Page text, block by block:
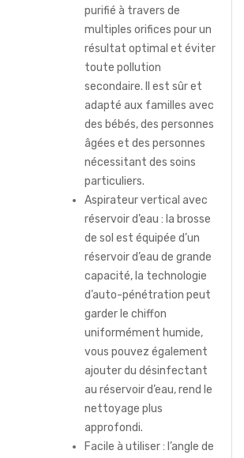
purifié à travers de
multiples orifices pour un
résultat optimal et éviter
toute pollution
secondaire. Il est sûr et
adapté aux familles avec
des bébés, des personnes
âgées et des personnes
nécessitant des soins
particuliers.
Aspirateur vertical avec
réservoir d’eau : la brosse
de sol est équipée d’un
réservoir d’eau de grande
capacité, la technologie
d’auto-pénétration peut
garder le chiffon
uniformément humide,
vous pouvez également
ajouter du désinfectant
au réservoir d’eau, rend le
nettoyage plus
approfondi.
Facile à utiliser : l’angle de